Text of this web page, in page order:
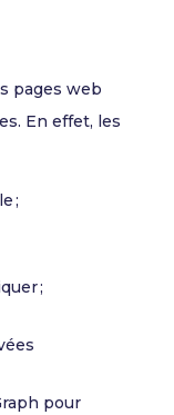
pages web
En effet, les
;
;
pour